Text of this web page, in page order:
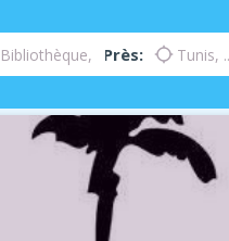
Près: location_searching